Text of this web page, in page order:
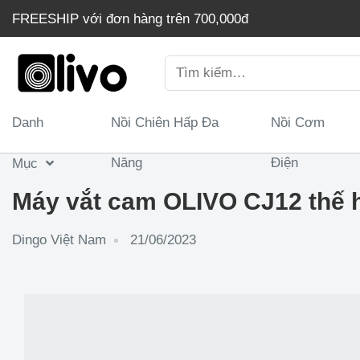
dung
FREESHIP với đơn hàng trên 700,000đ
kiếm:
Danh
Mục
Nồi Chiên Hấp Đa
Năng
Nồi Cơm
Điện
Máy vắt cam OLIVO CJ12
Dingo Việt Nam 21/06/2023